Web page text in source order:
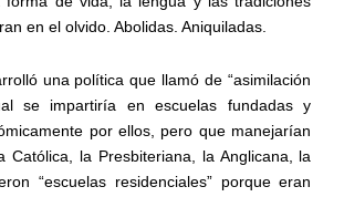
en el olvido. Abolidas. Aniquiladas.
una política que llamó de “asimilación
se impartiría en escuelas fundadas y
por ellos, pero que manejarían
Católica, la Presbiteriana, la Anglicana, la
“escuelas residenciales” porque eran